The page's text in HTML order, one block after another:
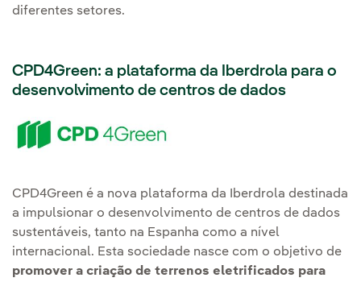
diferentes setores.
CPD4Green: a plataforma da Iberdrola para o
desenvolvimento de centros de dados
CPD4Green é a nova plataforma da Iberdrola destinada
a impulsionar o desenvolvimento de centros de dados
sustentáveis, tanto na Espanha como a nível
internacional. Esta sociedade nasce com o objetivo de
promover a criação de terrenos eletrificados para